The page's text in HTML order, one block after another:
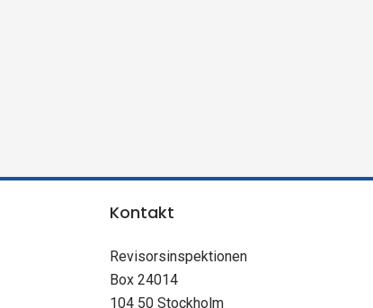
t
Kontakt
Revisorsinspektionen
Box 24014
104 50 Stockholm